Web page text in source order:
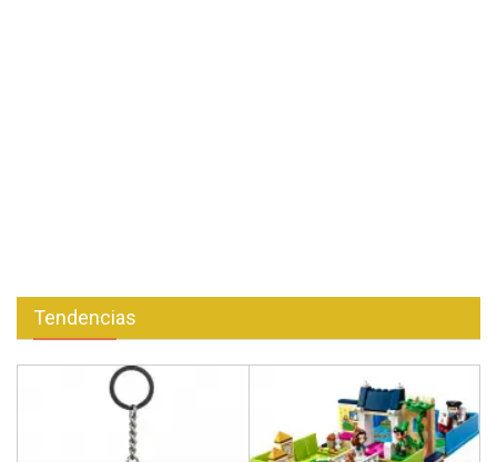
Tendencias